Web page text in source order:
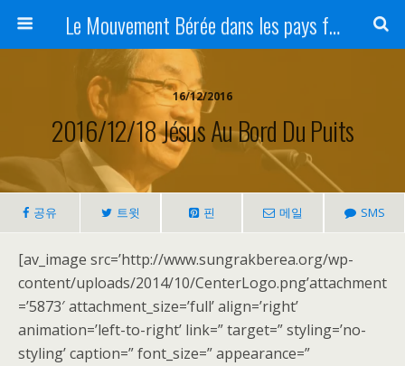
Le Mouvement Bérée dans les pays francophones
16/12/2016
2016/12/18 Jésus Au Bord Du Puits
공유 트윗 핀 메일 SMS
[av_image src=’http://www.sungrakberea.org/wp-
content/uploads/2014/10/CenterLogo.png’attachment
=’5873′ attachment_size=’full’ align=’right’
animation=’left-to-right’ link=” target=” styling=’no-
styling’ caption=” font_size=” appearance=”